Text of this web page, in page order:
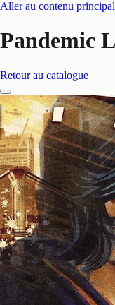
Aller au contenu principal
Pandemic
Retour au catalogue